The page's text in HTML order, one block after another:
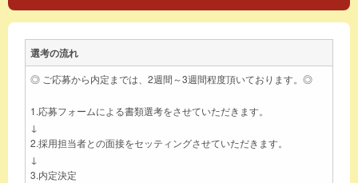
選考の流れ
◎ ご応募から内定までは、2週間～3週間程度頂いております。◎
1.応募フォームによる書類選考をさせていただきます。
↓
2.採用担当者との面接をセッティングさせていただきます。
↓
3.内定決定